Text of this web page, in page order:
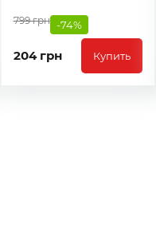
799 грн -74%
204 грн Купить